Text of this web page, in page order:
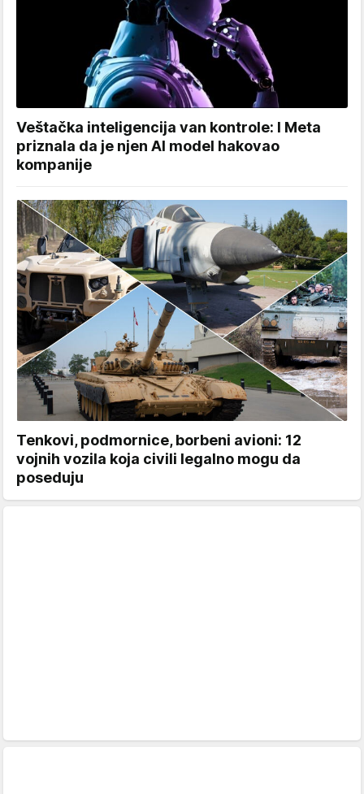
Veštačka inteligencija van kontrole: I Meta
priznala da je njen AI model hakovao
kompanije
Tenkovi, podmornice, borbeni avioni: 12
vojnih vozila koja civili legalno mogu da
poseduju